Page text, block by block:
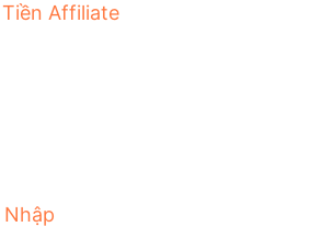
Affiliate